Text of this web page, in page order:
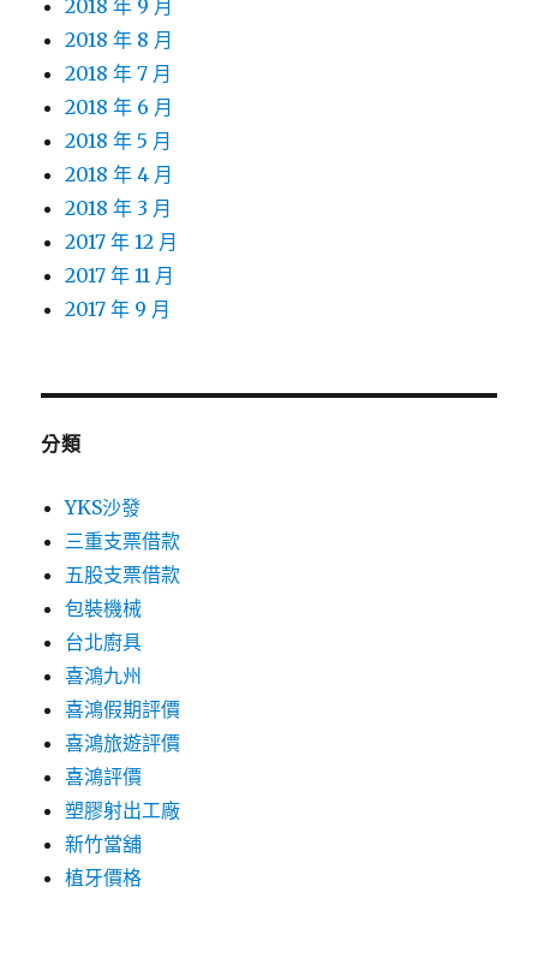
2018 年 9 月
2018 年 8 月
2018 年 7 月
2018 年 6 月
2018 年 5 月
2018 年 4 月
2018 年 3 月
2017 年 12 月
2017 年 11 月
2017 年 9 月
分類
YKS沙發
三重支票借款
五股支票借款
包裝機械
台北廚具
喜鴻九州
喜鴻假期評價
喜鴻旅遊評價
喜鴻評價
塑膠射出工廠
新竹當舖
植牙價格